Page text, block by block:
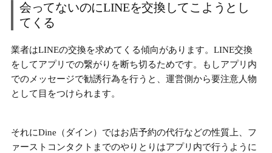
会ってないのにLINEを交換してこようとし
てくる
業者はLINEの交換を求めてくる傾向があります。LINE交換
をしてアプリでの繋がりを断ち切るためです。もしアプリ内
でのメッセージで勧誘行為を行うと、 運営側から要注意人物
として目をつけられます。
それにDine（ダイン）ではお店予約の代行などの性質上、 フ
ァーストコンタクトまでのやりとりはアプリ内で行うように